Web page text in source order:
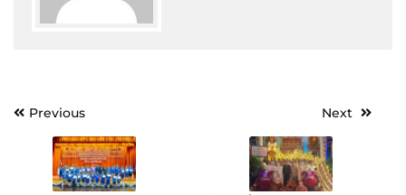
PostPrevious Next